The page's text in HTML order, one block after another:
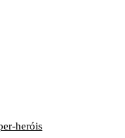
heróis